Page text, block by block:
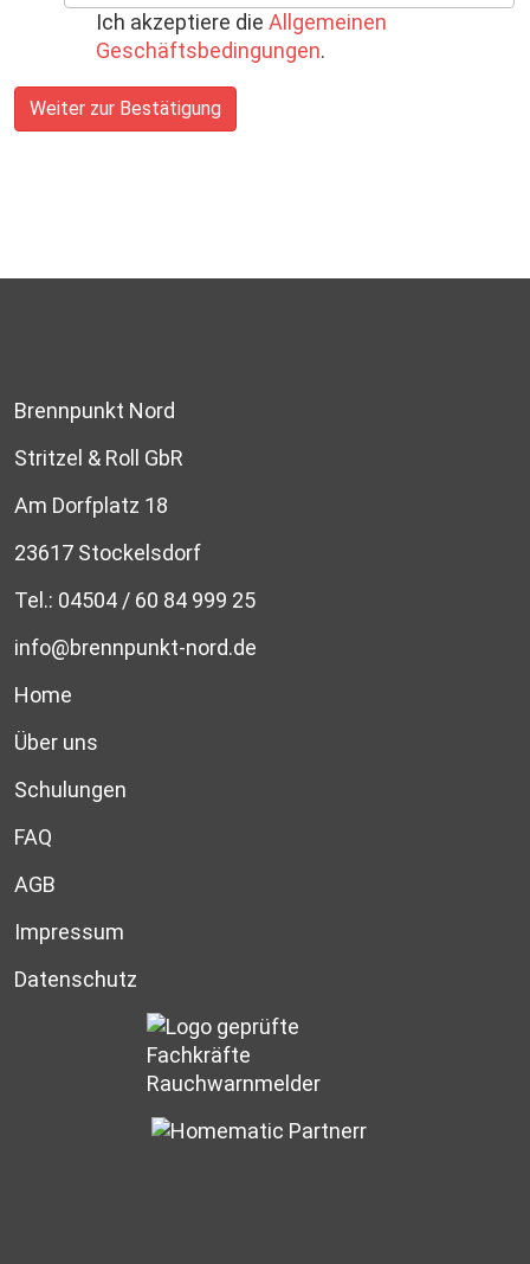
Ich akzeptiere dieAllgemeinen
Geschäftsbedingungen.
Weiter zur Bestätigung
Brennpunkt Nord
Stritzel & Roll GbR
Am Dorfplatz 18
23617 Stockelsdorf
Tel.: 04504 / 60 84 999 25
info@brennpunkt-nord.de
Home
Über uns
Schulungen
FAQ
AGB
Impressum
Datenschutz